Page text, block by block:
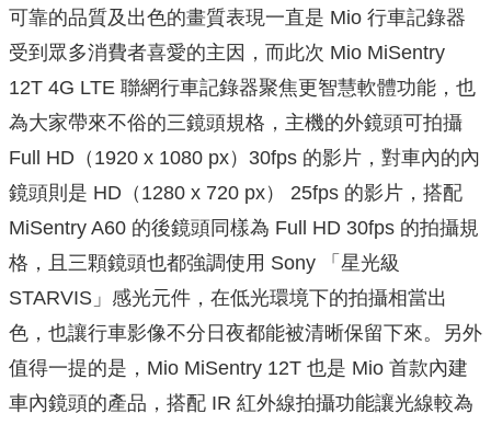
可靠的品質及出色的畫質表現一直是 Mio 行車記錄器
受到眾多消費者喜愛的主因，而此次 Mio MiSentry
12T 4G LTE 聯網行車記錄器聚焦更智慧軟體功能，也
為大家帶來不俗的三鏡頭規格，主機的外鏡頭可拍攝
Full HD（1920 x 1080 px）30fps 的影片，對車內的內
鏡頭則是 HD（1280 x 720 px） 25fps 的影片，搭配
MiSentry A60 的後鏡頭同樣為 Full HD 30fps 的拍攝規
格，且三顆鏡頭也都強調使用 Sony 「星光級
STARVIS」感光元件，在低光環境下的拍攝相當出
色，也讓行車影像不分日夜都能被清晰保留下來。另外
值得一提的是，Mio MiSentry 12T 也是 Mio 首款內建
車內鏡頭的產品，搭配 IR 紅外線拍攝功能讓光線較為